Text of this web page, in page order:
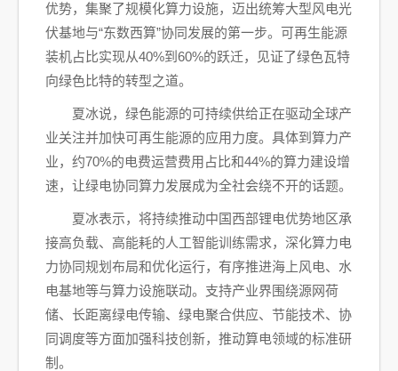
优势，集聚了规模化算力设施，迈出统筹大型风电光
伏基地与“东数西算”协同发展的第一步。可再生能源
装机占比实现从40%到60%的跃迁，见证了绿色瓦特
向绿色比特的转型之道。
夏冰说，绿色能源的可持续供给正在驱动全球产
业关注并加快可再生能源的应用力度。具体到算力产
业，约70%的电费运营费用占比和44%的算力建设增
速，让绿电协同算力发展成为全社会绕不开的话题。
夏冰表示，将持续推动中国西部锂电优势地区承
接高负载、高能耗的人工智能训练需求，深化算力电
力协同规划布局和优化运行，有序推进海上风电、水
电基地等与算力设施联动。支持产业界围绕源网荷
储、长距离绿电传输、绿电聚合供应、节能技术、协
同调度等方面加强科技创新，推动算电领域的标准研
制。